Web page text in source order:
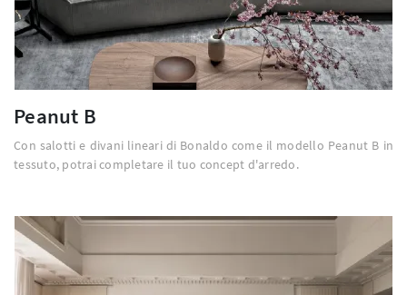
Peanut B
Con salotti e divani lineari di Bonaldo come il modello Peanut B in
tessuto, potrai completare il tuo concept d'arredo.